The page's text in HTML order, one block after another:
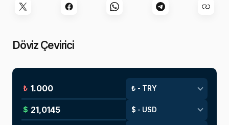
Döviz Çevirici
₺
$